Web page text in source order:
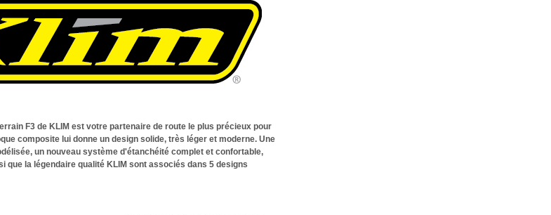
F3 de KLIM est votre partenaire de route le plus précieux pour
composite lui donne un design solide, très léger et moderne. Une
un nouveau système d'étanchéité complet et confortable,
que la légendaire qualité KLIM sont associés dans 5 designs